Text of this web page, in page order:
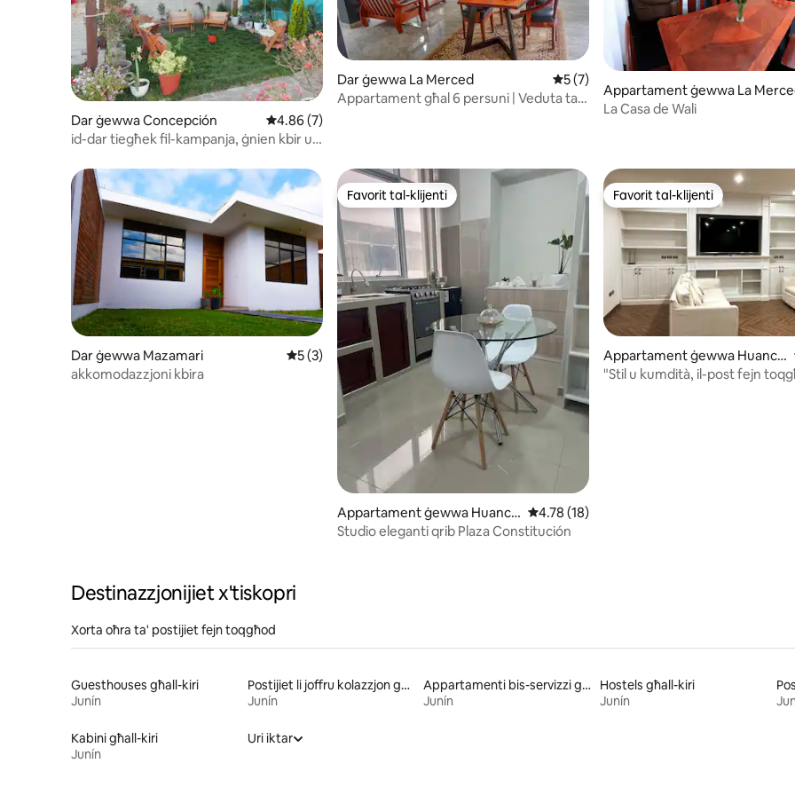
Dar ġewwa Concepción Rating medju ta' 4.86 minn 5, skont dan-numru ta' reviews: 7
4.86 (7)
id-dar tiegħek fil-kampanja, ġnien kbir u
Dar ġewwa La Merced Rating medju ta' 5 minn 5, skont dan-
5 (7)
Appartament għal 6 persuni | Veduta tal-
Appartament ġewwa La
La Casa de Wali
Dar ġewwa Mazamari Rating medju ta' 5 minn 5, skont dan-numru ta' reviews: 3
5 (3)
akkomodazzjoni kbira
Favorit tal-klijenti
Favorit tal-klijenti
Appartament ġewwa Huanca
yo
Rating medju ta' 4.78 minn 5, skont dan-
4.78 (18)
Studio eleganti qrib Plaza Constitución
Favorit tal-klijenti
Favorit tal-klijenti
Appartament ġewwa Huanca
yo
"Stil u kumdità, il-post fejn
Destinazzjonijiet x'tiskopri
Xorta oħra ta' postijiet fejn toqgħod
Guesthouses għall-kiri
Junín
Postijiet li joffru kolazzjon għall-kiri
Junín
Appartamenti bis-servizzi għall-kiri
Junín
Hostels għall-kiri
Junín
Kabini għall-kiri
Junín
Uri iktar